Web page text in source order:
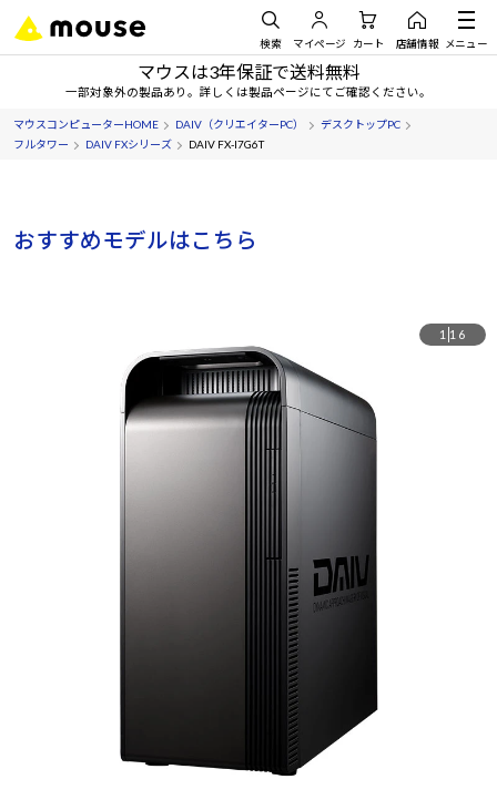
検索 マイページ カート 店舗情報 メニュー
マウスは3年保証で送料無料
一部対象外の製品あり。詳しくは製品ページにてご確認ください。
マウスコンピューターHOME DAIV（クリエイターPC）
デスクトップPC
フルタワー
DAIV FXシリーズ DAIV FX-I7G6T
おすすめモデルはこちら
1 16